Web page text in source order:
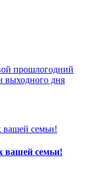
прошлогодний
выходного дня
семьи!